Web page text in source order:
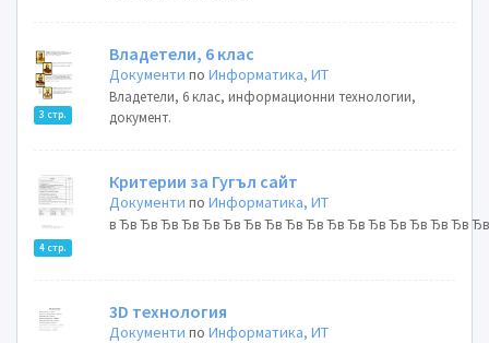
3 стр.
Владетели, 6 клас
Документи поИнформатика, ИТ
Владетели, 6 клас, информационни технологии,
документ.
4 стр.
Критерии за Гугъл сайт
Документи поИнформатика, ИТ
в Ђв Ђв Ђв Ђв Ђв Ђв Ђв Ђв Ђв Ђв Ђв Ђв Ђв Ђв Ђв Ђв Ђв
3D технология
Документи поИнформатика, ИТ